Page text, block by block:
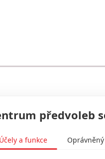
předvoleb
Účely a funkce